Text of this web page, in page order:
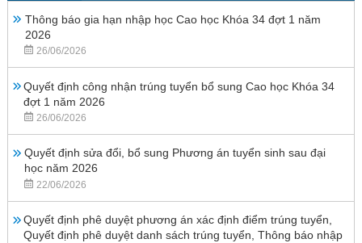
Thông báo gia hạn nhập học Cao học Khóa 34 đợt 1 năm
2026
26/06/2026
Quyết định công nhận trúng tuyển bổ sung Cao học Khóa 34
đợt 1 năm 2026
26/06/2026
Quyết định sửa đổi, bổ sung Phương án tuyển sinh sau đại
học năm 2026
22/06/2026
Quyết định phê duyệt phương án xác định điểm trúng tuyển,
Quyết định phê duyệt danh sách trúng tuyển, Thông báo nhập